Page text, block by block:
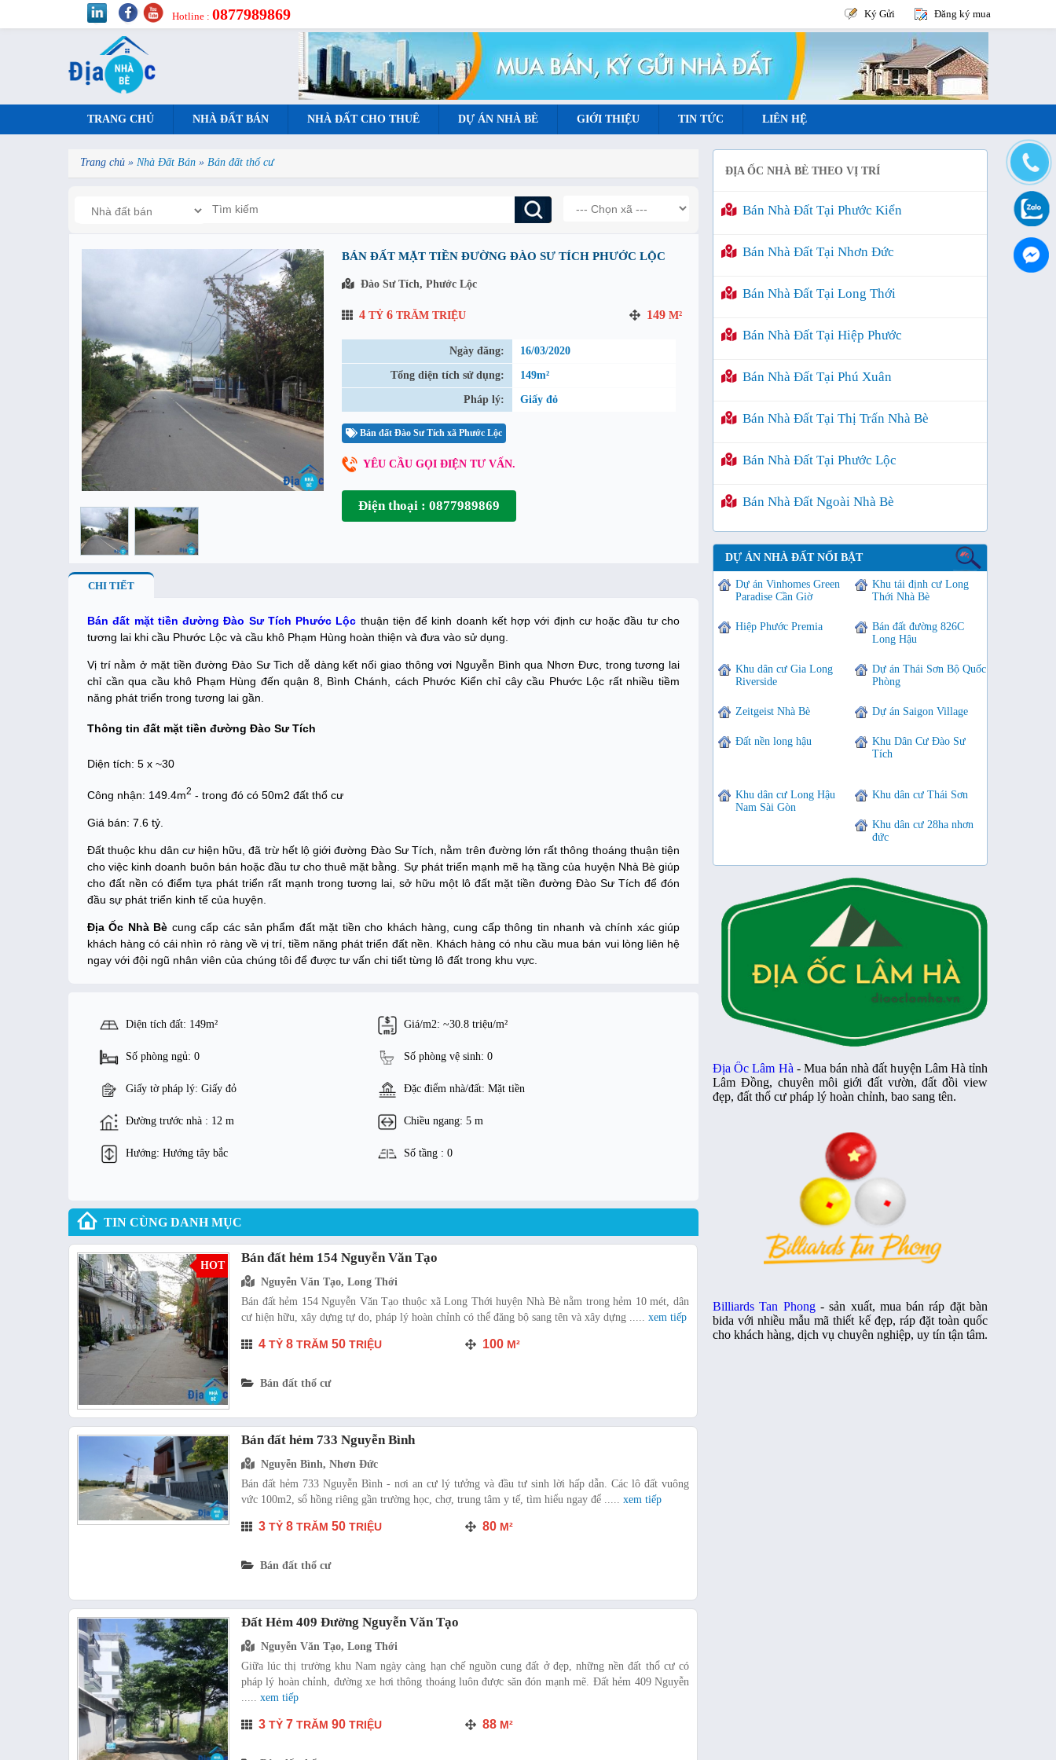
Hotline : 0877989869 Ký Gửi Đăng ký mua
TRANG CHỦ NHÀ ĐẤT BÁN NHÀ ĐẤT CHO THUÊ DỰ ÁN NHÀ BÈ GIỚI THIỆU TIN TỨC LIÊN HỆ
Trang chủ » Nhà Đất Bán » Bán đất thổ cư
BÁN ĐẤT MẶT TIỀN ĐƯỜNG ĐÀO SƯ TÍCH PHƯỚC LỘC
Đào Sư Tích, Phước Lộc
4TỶ 6TRĂM TRIỆU 149M²
Ngày đăng: 16/03/2020
Tổng diện tích sử dụng: 149m²
Pháp lý: Giấy đỏ
Bán đất Đào Sư Tích xã Phước Lộc
YÊU CẦU GỌI ĐIỆN TƯ VẤN.
Điện thoại : 0877989869
CHI TIẾT
Bán đất mặt tiền đường Đào Sư Tích Phước Lộc thuận tiện để kinh doanh kết hợp với định cư hoặc đầu tư cho
tương lai khi cầu Phước Lộc và cầu khô Phạm Hùng hoàn thiện và đưa vào sử dụng.
Vị trí nằm ở mặt tiền đường Đào Sư Tich dễ dàng kết nối giao thông vơi Nguyễn Bình qua Nhơn Đưc, trong tương lai
chỉ cần qua cầu khô Phạm Hùng đến quận 8, Bình Chánh, cách Phước Kiển chỉ cây cầu Phước Lộc rất nhiều tiềm
năng phát triển trong tương lai gần.
Thông tin đất mặt tiền đường Đào Sư Tích
Diện tích: 5 x ~30
Công nhận: 149.4m2 - trong đó có 50m2 đất thổ cư
Giá bán: 7.6 tỷ.
Đất thuộc khu dân cư hiện hữu, đã trừ hết lộ giới đường Đào Sư Tích, nằm trên đường lớn rất thông thoáng thuận tiện
cho việc kinh doanh buôn bán hoặc đầu tư cho thuê mặt bằng. Sự phát triển mạnh mẽ hạ tầng của huyện Nhà Bè giúp
cho đất nền có điểm tựa phát triển rất mạnh trong tương lai, sở hữu một lô đất mặt tiền đường Đào Sư Tích để đón
đầu sự phát triển kinh tế của huyện.
Địa Ốc Nhà Bè cung cấp các sản phẩm đất mặt tiền cho khách hàng, cung cấp thông tin nhanh và chính xác giúp
khách hàng có cái nhìn rỏ ràng về vị trí, tiềm năng phát triển đất nền. Khách hàng có nhu cầu mua bán vui lòng liên hệ
ngay với đội ngũ nhân viên của chúng tôi để được tư vấn chi tiết từng lô đất trong khu vực.
Diện tích đất: 149m² Giá/m2: ~30.8 triệu/m²
Số phòng ngủ: 0 Số phòng vệ sinh: 0
Giấy tờ pháp lý: Giấy đỏ Đặc điểm nhà/đất: Mặt tiền
Đường trước nhà : 12 m Chiều ngang: 5 m
Hướng: Hướng tây bắc Số tầng : 0
TIN CÙNG DANH MỤC
HOT
Bán đất hẻm 154 Nguyễn Văn Tạo
Nguyễn Văn Tạo, Long Thới
Bán đất hẻm 154 Nguyễn Văn Tạo thuộc xã Long Thới huyện Nhà Bè nằm trong hẻm 10 mét, dân
cư hiện hữu, xây dựng tự do, pháp lý hoàn chỉnh có thể đăng bộ sang tên và xây dựng ..... xem tiếp
4 TỶ 8 TRĂM 50 TRIỆU 100 M²
Bán đất thổ cư
Bán đất hẻm 733 Nguyễn Bình
Nguyễn Bình, Nhơn Đức
Bán đất hẻm 733 Nguyễn Bình - nơi an cư lý tưởng và đầu tư sinh lời hấp dẫn. Các lô đất vuông
vức 100m2, sổ hồng riêng gần trường học, chợ, trung tâm y tế, tìm hiểu ngay để ..... xem tiếp
3 TỶ 8 TRĂM 50 TRIỆU 80 M²
Bán đất thổ cư
Đất Hẻm 409 Đường Nguyễn Văn Tạo
Nguyễn Văn Tạo, Long Thới
Giữa lúc thị trường khu Nam ngày càng hạn chế nguồn cung đất ở đẹp, những nền đất thổ cư có
pháp lý hoàn chỉnh, đường xe hơi thông thoáng luôn được săn đón mạnh mẽ. Đất hẻm 409 Nguyễn
xem tiếp
3 TỶ 7 TRĂM 90 TRIỆU 88 M²
ĐỊA ỐC NHÀ BÈ THEO VỊ TRÍ
Bán Nhà Đất Tại Phước Kiển
Bán Nhà Đất Tại Nhơn Đức
Bán Nhà Đất Tại Long Thới
Bán Nhà Đất Tại Hiệp Phước
Bán Nhà Đất Tại Phú Xuân
Bán Nhà Đất Tại Thị Trấn Nhà Bè
Bán Nhà Đất Tại Phước Lộc
Bán Nhà Đất Ngoài Nhà Bè
DỰ ÁN NHÀ ĐẤT NỔI BẬT
Dự án Vinhomes Green
Paradise Cần Giờ
Khu tái định cư Long
Thới Nhà Bè
Hiệp Phước Premia
Bán đất đường 826C
Long Hậu
Khu dân cư Gia Long
Riverside
Dự án Thái Sơn Bộ Quốc
Phòng
Zeitgeist Nhà Bè Dự án Saigon Village
Đất nền long hậu
Khu Dân Cư Đào Sư
Tích
Khu dân cư Long Hậu
Nam Sài Gòn
Khu dân cư Thái Sơn
Khu dân cư 28ha nhơn
đức
Địa Ốc Lâm Hà - Mua bán nhà đất huyện Lâm Hà tỉnh
Lâm Đồng, chuyên môi giới đất vườn, đất đồi view
đẹp, đất thổ cư pháp lý hoàn chỉnh, bao sang tên.
Billiards Tan Phong- sản xuất, mua bán ráp đặt bàn
bida với nhiều mẫu mã thiết kế đẹp, ráp đặt toàn quốc
cho khách hàng, dịch vụ chuyên nghiệp, uy tín tận tâm.